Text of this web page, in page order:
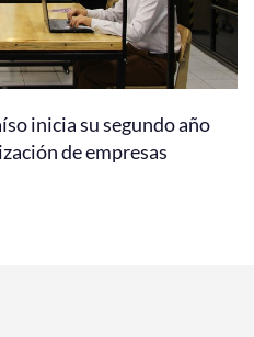
inicia su segundo año
de empresas